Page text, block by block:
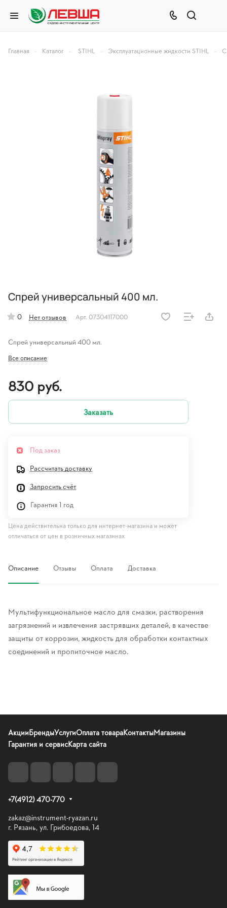
Главная – Каталог – STIHL – Эксплуатационные жидкости STIHL –
Спрей универсальный 400 мл.
0 Нет отзывов Арт. 07304117000
Спрей универсальный 400 мл.
Все описание
830 руб.
Заказать
Под заказ
Рассчитать доставку
Запросить счёт
Гарантия 1 год
Цена действительна только для интернет-магазина и может
отличаться от цен в розничных магазинах
Описание Отзывы Оплата Доставка
Мультифункциональное масло для смазки, растворения
загрязнений и извлечения застрявших деталей, в качестве
защиты от коррозии, жидкость для обработки контактных
соединений и пропиточное масло.
АкцииБрендыУслугиОплата товараКонтактыМагазины
Гарантия и сервисКарта сайта
+7(4912) 470-770
zakaz@instrument-ryazan.ru
г. Рязань, ул. Грибоедова, 14